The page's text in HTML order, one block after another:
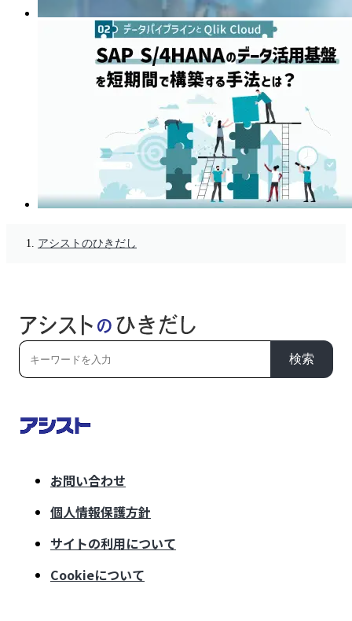
アシストのひきだし
検索
お問い合わせ
個人情報保護方針
サイトの利用について
Cookieについて